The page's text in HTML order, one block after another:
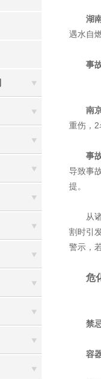
湖
遇水自
事
南
重伤，
事
导致事
提。
从诸
割时引
警示，
危
禁
容